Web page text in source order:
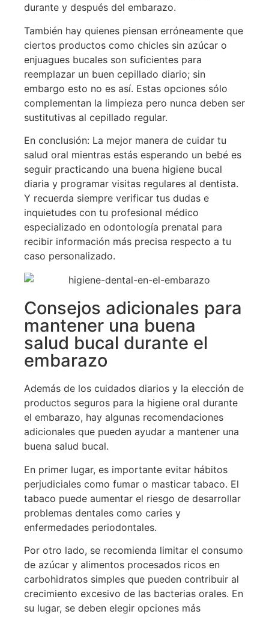
durante y después del embarazo.
También hay quienes piensan erróneamente que
ciertos productos como chicles sin azúcar o
enjuagues bucales son suficientes para
reemplazar un buen cepillado diario; sin
embargo esto no es así. Estas opciones sólo
complementan la limpieza pero nunca deben ser
sustitutivas al cepillado regular.
En conclusión: La mejor manera de cuidar tu
salud oral mientras estás esperando un bebé es
seguir practicando una buena higiene bucal
diaria y programar visitas regulares al dentista.
Y recuerda siempre verificar tus dudas e
inquietudes con tu profesional médico
especializado en odontología prenatal para
recibir información más precisa respecto a tu
caso personalizado.
Consejos adicionales para
mantener una buena
salud bucal durante el
embarazo
Además de los cuidados diarios y la elección de
productos seguros para la higiene oral durante
el embarazo, hay algunas recomendaciones
adicionales que pueden ayudar a mantener una
buena salud bucal.
En primer lugar, es importante evitar hábitos
perjudiciales como fumar o masticar tabaco. El
tabaco puede aumentar el riesgo de desarrollar
problemas dentales como caries y
enfermedades periodontales.
Por otro lado, se recomienda limitar el consumo
de azúcar y alimentos procesados ricos en
carbohidratos simples que pueden contribuir al
crecimiento excesivo de las bacterias orales. En
su lugar, se deben elegir opciones más